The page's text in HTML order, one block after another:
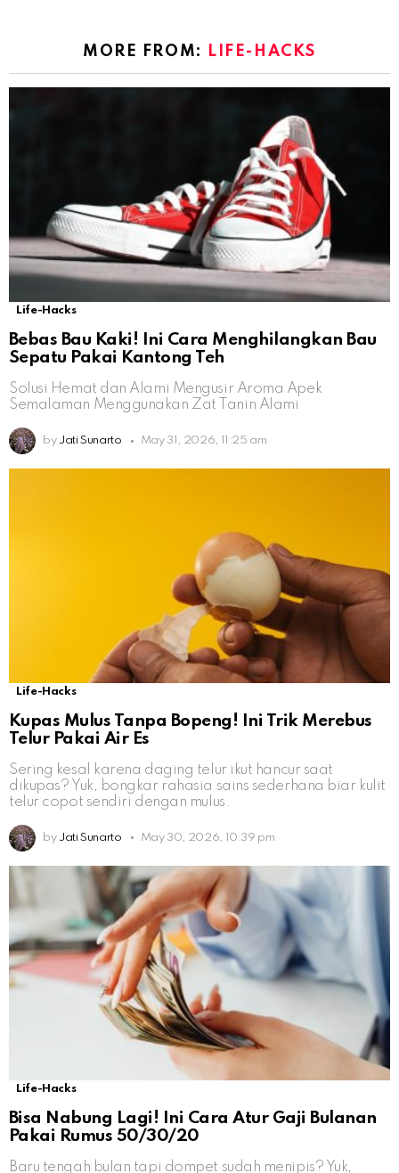
MORE FROM: LIFE-HACKS
Life-Hacks
Bebas Bau Kaki! Ini Cara Menghilangkan Bau
Sepatu Pakai Kantong Teh
Solusi Hemat dan Alami Mengusir Aroma Apek
Semalaman Menggunakan Zat Tanin Alami
by Jati Sunarto May 31, 2026, 11:25 am
Life-Hacks
Kupas Mulus Tanpa Bopeng! Ini Trik Merebus
Telur Pakai Air Es
Sering kesal karena daging telur ikut hancur saat
dikupas? Yuk, bongkar rahasia sains sederhana biar kulit
telur copot sendiri dengan mulus.
by Jati Sunarto May 30, 2026, 10:39 pm
Life-Hacks
Bisa Nabung Lagi! Ini Cara Atur Gaji Bulanan
Pakai Rumus 50/30/20
Baru tengah bulan tapi dompet sudah menipis? Yuk,